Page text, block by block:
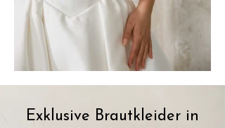
Exklusive Brautkleider in